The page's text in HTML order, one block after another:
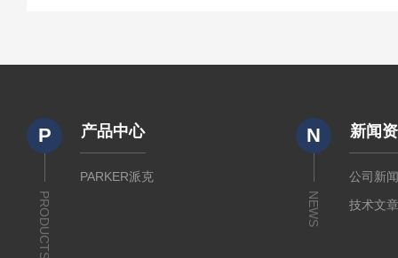
P
PRODUCTS
产品中心
PARKER派克
N
NEWS
新闻
公司新
技术文